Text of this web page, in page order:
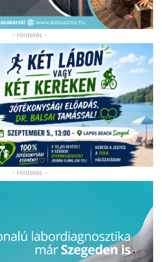
- Hirdetés -
- Hirdetés -